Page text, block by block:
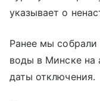
указывает о
Ранее мы собрали
воды в Минске на
даты отключения.